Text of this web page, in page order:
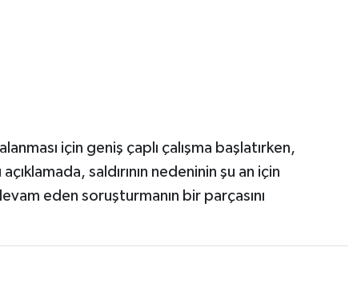
için geniş çaplı çalışma başlatırken,
saldırının nedeninin şu an için
eden soruşturmanın bir parçasını